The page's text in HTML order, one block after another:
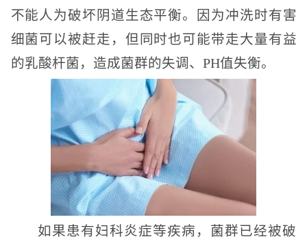
不能人为破坏阴道生态平衡。因为冲洗时有害
细菌可以被赶走，但同时也可能带走大量有益
的乳酸杆菌，造成菌群的失调、PH值失衡。
如果患有妇科炎症等疾病，菌群已经被破